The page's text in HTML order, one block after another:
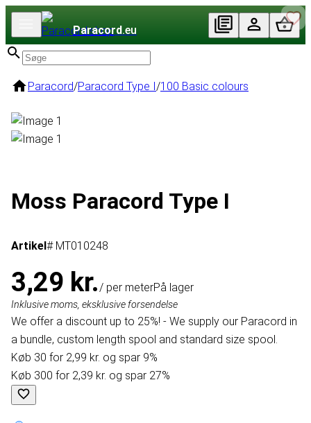
Paracord.eu
Paracord/Paracord Type I/100 Basic colours
Moss Paracord Type I
Artikel# MT010248
3,29 kr./ per meterPå lager
Inklusive moms, eksklusive forsendelse
We offer a discount up to 25%! - We supply our Paracord in
a bundle, custom length spool and standard size spool.
Køb 30 for 2,99 kr. og spar 9%
Køb 300 for 2,39 kr. og spar 27%